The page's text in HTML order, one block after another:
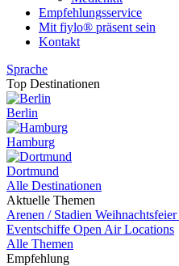
Empfehlungsservice
Mit fiylo® präsent sein
Kontakt
Sprache
Top Destinationen
Berlin
Hamburg
Dortmund
Alle Destinationen
Aktuelle Themen
Arenen / Stadien Weihnachtsfeier
Eventschiffe Open Air Locations
Alle Themen
Empfehlung